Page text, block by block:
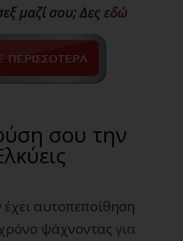
μαζί σου; Δες εδώ
σου την
αυτοπεποίθηση
ψάχνοντας για